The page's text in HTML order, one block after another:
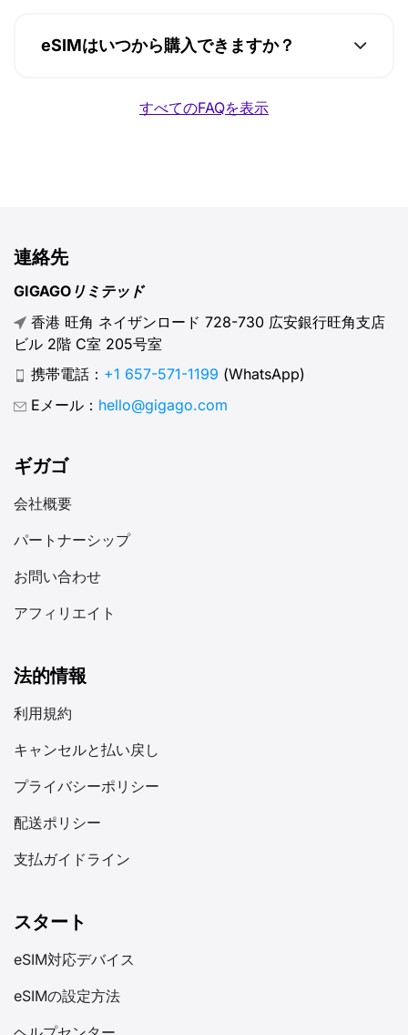
eSIMはいつから購入できますか？
すべてのFAQを表示
連絡先
GIGAGOリミテッド
香港 旺角 ネイザンロード 728-730 広安銀行旺角支店
ビル 2階 C室 205号室
携帯電話： +1 657-571-1199 (WhatsApp)
Eメール： hello@gigago.com
ギガゴ
会社概要
パートナーシップ
お問い合わせ
アフィリエイト
法的情報
利用規約
キャンセルと払い戻し
プライバシーポリシー
配送ポリシー
支払ガイドライン
スタート
eSIM対応デバイス
eSIMの設定方法